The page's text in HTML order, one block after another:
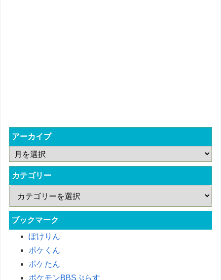
アーカイブ
カテゴリー
ブックマーク
ぽけりん
ポケくん
ポケたん
ポケモンBBSぷらす